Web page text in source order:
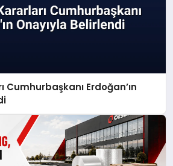
Cumhurbaşkanı Erdoğan’ın